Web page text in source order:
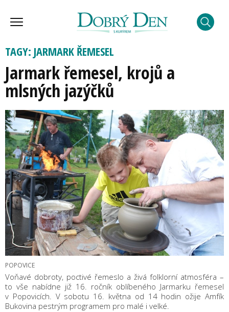
TAGY: JARMARK ŘEMESEL
Jarmark řemesel, krojů a
mlsných jazýčků
POPOVICE
Voňavé dobroty, poctivé řemeslo a živá folklorní atmosféra –
to vše nabídne již 16. ročník oblíbeného Jarmarku řemesel
v Popovicích. V sobotu 16. května od 14 hodin ožije Amfík
Bukovina pestrým programem pro malé i velké.